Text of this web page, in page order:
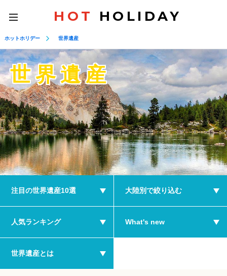
toggle
navigation
HOT HOLIDAY
ホットホリデー 世界遺産
世界遺産
注目の世界遺産10選 大陸別で絞り込む
人気ランキング What's new
世界遺産とは